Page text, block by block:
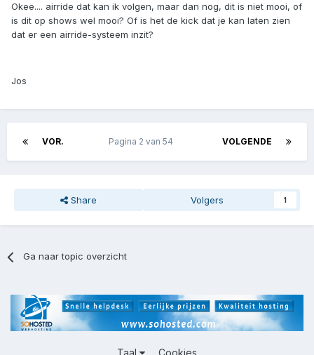
Okee.... airride dat kan ik volgen, maar dan nog, dit is niet mooi, of
is dit op shows wel mooi? Of is het de kick dat je kan laten zien
dat er een airride-systeem inzit?
Jos
VOR. VOLGENDE
Pagina 2 van 54
Share Volgers 1
Ga naar topic overzicht
Taal Cookies